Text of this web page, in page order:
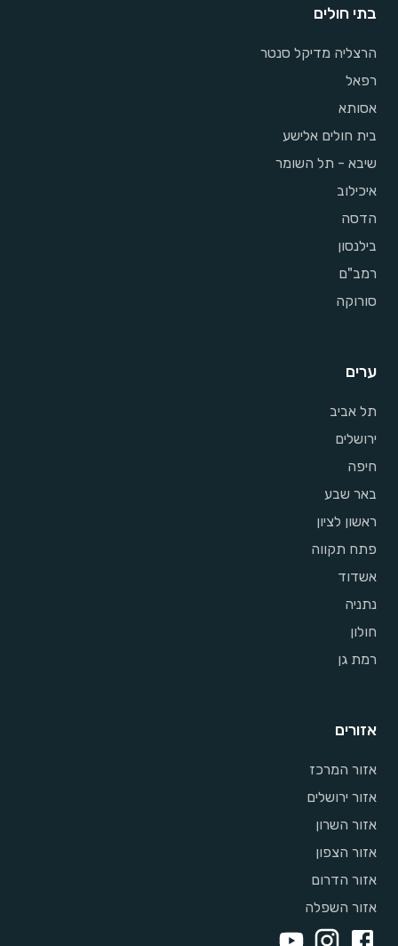
בתי חולים
הרצליה מדיקל סנטר
רפאל
אסותא
בית חולים אלישע
שיבא - תל השומר
איכילוב
הדסה
בילנסון
רמב"ם
סורוקה
ערים
תל אביב
ירושלים
חיפה
באר שבע
ראשון לציון
פתח תקווה
אשדוד
נתניה
חולון
רמת גן
אזורים
אזור המרכז
אזור ירושלים
אזור השרון
אזור הצפון
אזור הדרום
אזור השפלה